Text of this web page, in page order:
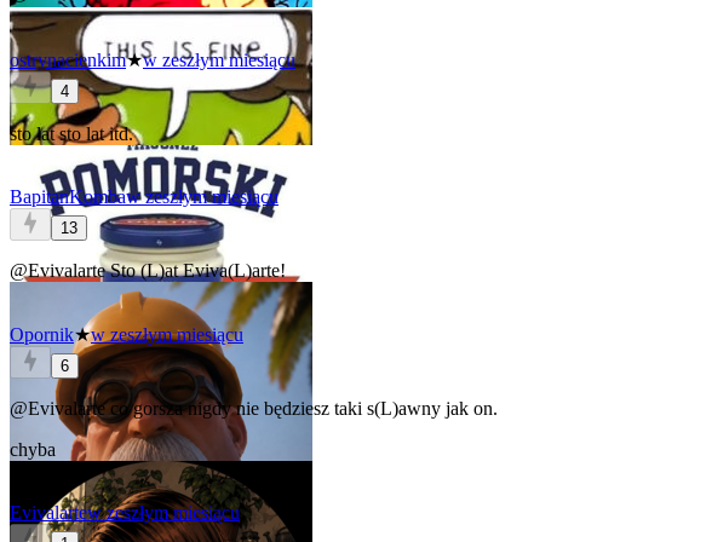
ostrynacienkim★w zeszłym miesiącu
4
sto lat sto lat itd.
BapitanKombaw zeszłym miesiącu
13
@EvivalarteSto (L)atEviva(L)arte!
Opornik★w zeszłym miesiącu
6
@Evivalarteco gorsza nigdy nie będziesz taki s(L)awny jak on.
chyba
Evivalartew zeszłym miesiącu